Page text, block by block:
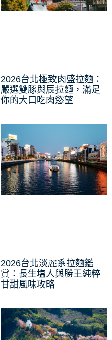
2026台北極致肉盛拉麵：
嚴選雙豚與辰拉麵，滿足
你的大口吃肉慾望
2026台北淡麗系拉麵鑑
賞：長生塩人與勝王純粹
甘甜風味攻略